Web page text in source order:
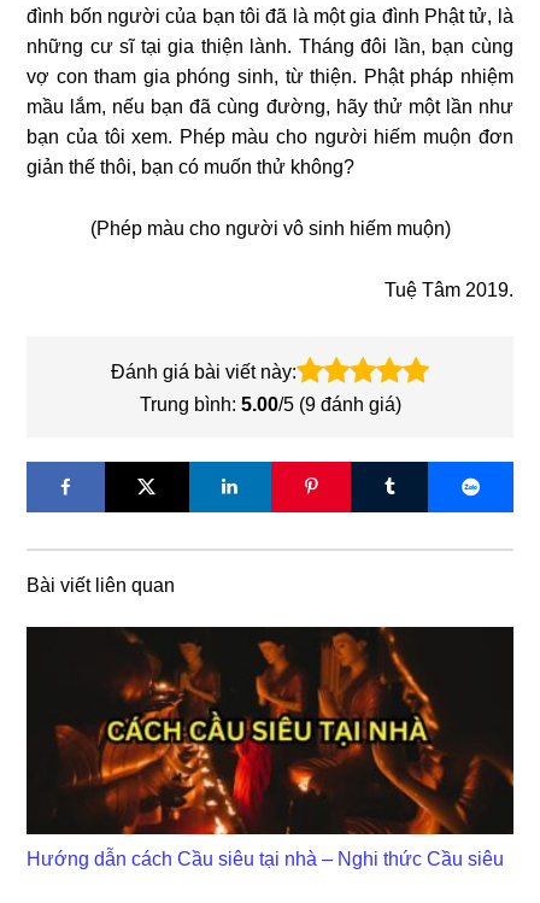
đình bốn người của bạn tôi đã là một gia đình Phật tử, là
những cư sĩ tại gia thiện lành. Tháng đôi lần, bạn cùng
vợ con tham gia phóng sinh, từ thiện. Phật pháp nhiệm
mầu lắm, nếu bạn đã cùng đường, hãy thử một lần như
bạn của tôi xem. Phép màu cho người hiếm muộn đơn
giản thế thôi, bạn có muốn thử không?
(Phép màu cho người vô sinh hiếm muộn)
Tuệ Tâm 2019.
Đánh giá bài viết này:
Trung bình: 5.00/5 (9đánh giá)
Bài viết liên quan
Hướng dẫn cách Cầu siêu tại nhà – Nghi thức Cầu siêu